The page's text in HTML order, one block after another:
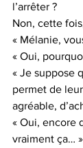
l’arrêter ?
Non, cette
« Mélanie,
« Oui,
« Je suppose
permet de
agréable,
« Oui, encore
vraiment ça… »